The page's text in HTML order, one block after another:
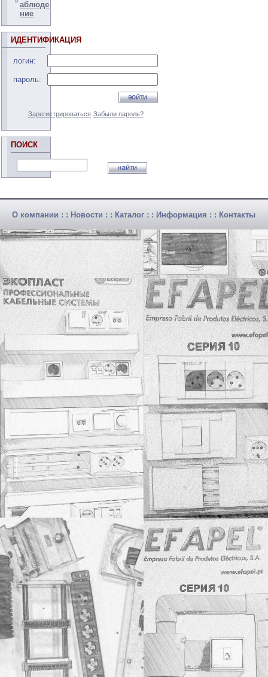
аблюде
ние
ИДЕНТИФИКАЦИЯ
логин:
пароль:
Зарегистрироваться Забыли пароль?
ПОИСК
О компании : : Новости : : Каталог : : Информация : : Контакты